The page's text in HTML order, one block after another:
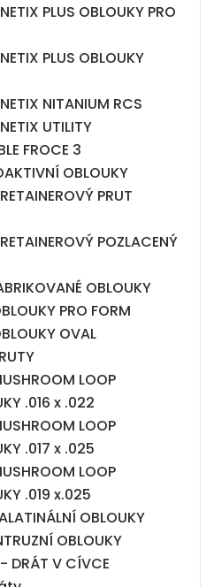
PLUS OBLOUKY PRO
PLUS OBLOUKY
NITANIUM RCS
UTILITY
FROCE 3
OBLOUKY
PRUT
POZLACENÝ
OBLOUKY
PRO FORM
OVAL
LOOP
.016 x .022
LOOP
.017 x .025
LOOP
.019 x.025
OBLOUKY
OBLOUKY
DRÁT V CÍVCE